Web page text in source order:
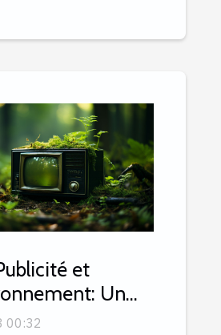
et
Un
croissant
00:32